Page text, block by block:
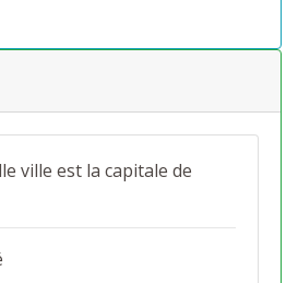
ville est la capitale de